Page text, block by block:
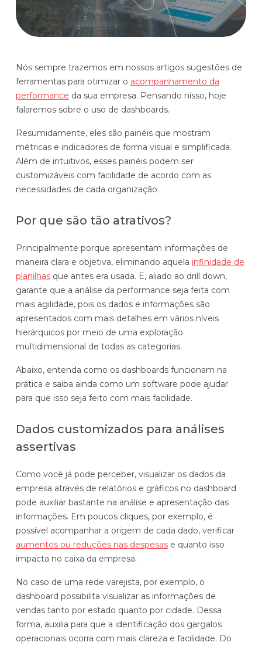
Prophix Fluxo (Cash Management)
de caixa.
Complexidade de gestão de caixa baixa e média
Empresas que faturam entre R$30M e R$200M por ano
Conheça o produto
Demonstração Gratuita
Plataforma Financeira com IA
Automatize planejamento, fechamento e
análises com inteligência artificial integrada.
Complexidade Alta
Empresas que faturam acima de R$200M por ano
Conheça o produto
Demonstração Gratuita
orçamentária
Distribuição e Logística
Nós sempre trazemos em nossos artigos sugestões de
ferramentas para otimizar o acompanhamento da
performance da sua empresa. Pensando nisso, hoje
falaremos sobre o uso de dashboards.
Resumidamente, eles são painéis que mostram
métricas e indicadores de forma visual e simplificada.
Além de intuitivos, esses painéis podem ser
customizáveis com facilidade de acordo com as
necessidades de cada organização.
Por que são tão atrativos?
Principalmente porque apresentam informações de
maneira clara e objetiva, eliminando aquela infinidade de
planilhas que antes era usada. E, aliado ao drill down,
garante que a análise da performance seja feita com
mais agilidade, pois os dados e informações são
apresentados com mais detalhes em vários níveis
hierárquicos por meio de uma exploração
multidimensional de todas as categorias.
Abaixo, entenda como os dashboards funcionam na
prática e saiba ainda como um software pode ajudar
para que isso seja feito com mais facilidade.
Dados customizados para análises
assertivas
Como você já pode perceber, visualizar os dados da
empresa através de relatórios e gráficos no dashboard
pode auxiliar bastante na análise e apresentação das
informações. Em poucos cliques, por exemplo, é
possível acompanhar a origem de cada dado, verificar
aumentos ou reduções nas despesas e quanto isso
impacta no caixa da empresa.
No caso de uma rede varejista, por exemplo, o
dashboard possibilita visualizar as informações de
vendas tanto por estado quanto por cidade. Dessa
forma, auxilia para que a identificação dos gargalos
operacionais ocorra com mais clareza e facilidade. Do